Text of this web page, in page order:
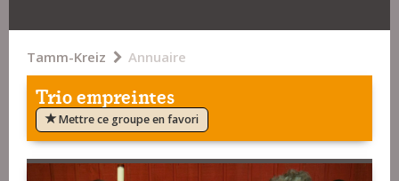
Tamm-Kreiz Annuaire
Trio empreintes
Mettre ce groupe en favori